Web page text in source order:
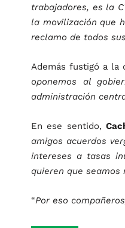
trabajadores, es la
la movilización que
reclamo de todos
Además fustigó a la
oponemos al
administración
En ese sentido,
amigos acuerdos
intereses a tasas
quieren que
“Por eso